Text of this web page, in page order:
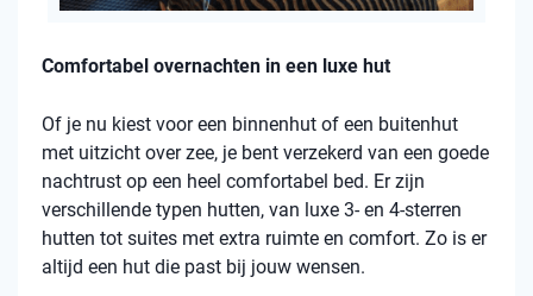
Comfortabel overnachten in een luxe hut
Of je nu kiest voor een binnenhut of een buitenhut
met uitzicht over zee, je bent verzekerd van een goede
nachtrust op een heel comfortabel bed. Er zijn
verschillende typen hutten, van luxe 3- en 4-sterren
hutten tot suites met extra ruimte en comfort. Zo is er
altijd een hut die past bij jouw wensen.